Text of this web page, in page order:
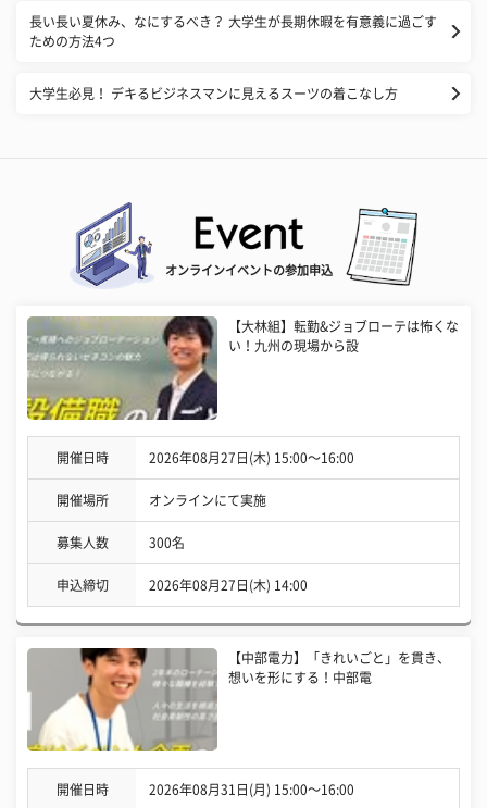
長い長い夏休み、なにするべき？ 大学生が長期休暇を有意義に過ごす
ための方法4つ
大学生必見！ デキるビジネスマンに見えるスーツの着こなし方
オンラインイベントの参加申込
【大林組】転勤&ジョブローテは怖くな
い！九州の現場から設
開催日時 2026年08月27日(木) 15:00〜16:00
開催場所 オンラインにて実施
募集人数 300名
申込締切 2026年08月27日(木) 14:00
【中部電力】「きれいごと」を貫き、
想いを形にする！中部電
開催日時 2026年08月31日(月) 15:00〜16:00